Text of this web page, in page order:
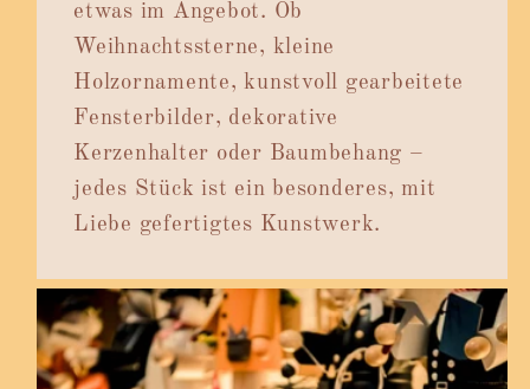
etwas im Angebot. Ob
Weihnachtssterne, kleine
Holzornamente, kunstvoll gearbeitete
Fensterbilder, dekorative
Kerzenhalter oder Baumbehang –
jedes Stück ist ein besonderes, mit
Liebe gefertigtes Kunstwerk.